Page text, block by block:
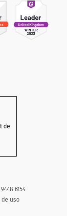
de
6154
de uso